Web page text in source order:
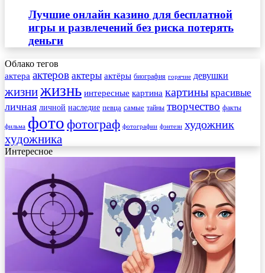
Лучшие онлайн казино для бесплатной
игры и развлечений без риска потерять
деньги
Облако тегов
актера актеров актеры актёры биография горячие девушки
жизнижизнь интересные картина картины красивые
личная личной наследие певца самые тайны творчество факты
фильма фото фотограф фотографии фэнтези художник
художника
Интересное